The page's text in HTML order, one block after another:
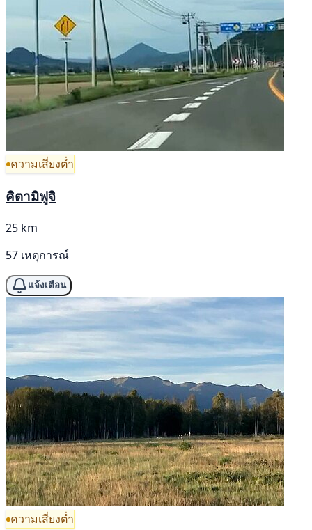
ความเสี่ยงต่ำ
คิตามิฟูจิ
25 km
57 เหตุการณ์
แจ้งเตือน
ความเสี่ยงต่ำ